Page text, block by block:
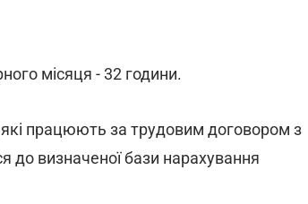
місяця - 32 години.
які працюють за трудовим договором з
до визначеної бази нарахування